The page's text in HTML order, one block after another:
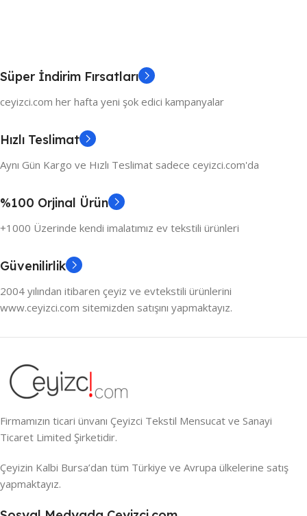
Süper İndirim Fırsatları
ceyizci.com her hafta yeni şok edici kampanyalar
Hızlı Teslimat
Aynı Gün Kargo ve Hızlı Teslimat sadece ceyizci.com'da
%100 Orjinal Ürün
+1000 Üzerinde kendi imalatımız ev tekstili ürünleri
Güvenilirlik
2004 yılından itibaren çeyiz ve evtekstili ürünlerini
www.ceyizci.com sitemizden satışını yapmaktayız.
Firmamızın ticari ünvanı Çeyizci Tekstil Mensucat ve Sanayi
Ticaret Limited Şirketidir.
Çeyizin Kalbi Bursa’dan tüm Türkiye ve Avrupa ülkelerine satış
yapmaktayız.